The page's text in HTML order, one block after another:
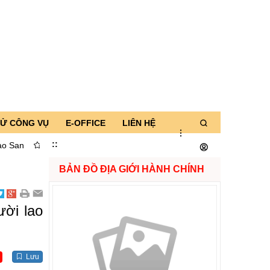
CÔNG VỤ E-OFFICE LIÊN HỆ
Hội nghị gặp gỡ các nhà đầu tư thực hiện các dự án năng lượng
::
lao
Lưu
BẢN ĐỒ ĐỊA GIỚI HÀNH CHÍNH